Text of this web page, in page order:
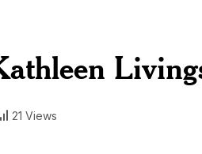
21 Views